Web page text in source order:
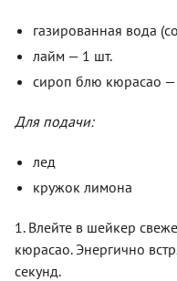
газированная вода
лайм — 1 шт.
сироп блю кюрасао
Для подачи:
лед
кружок лимона
1. Влейте в шейкер
кюрасао. Энергично
секунд.